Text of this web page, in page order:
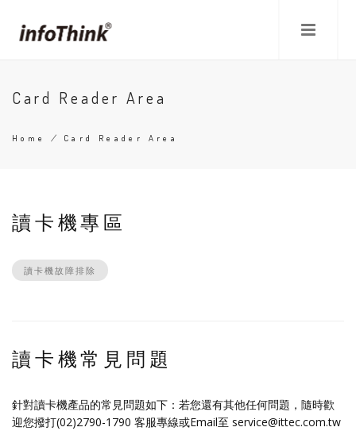
main
Card Reader Area
Home / Card Reader Area
讀卡機專區
讀卡機故障排除
讀卡機常見問題
針對讀卡機產品的常見問題如下：若您還有其他任何問題，隨時歡
迎您撥打(02)2790-1790 客服專線或Email至 service@ittec.com.tw